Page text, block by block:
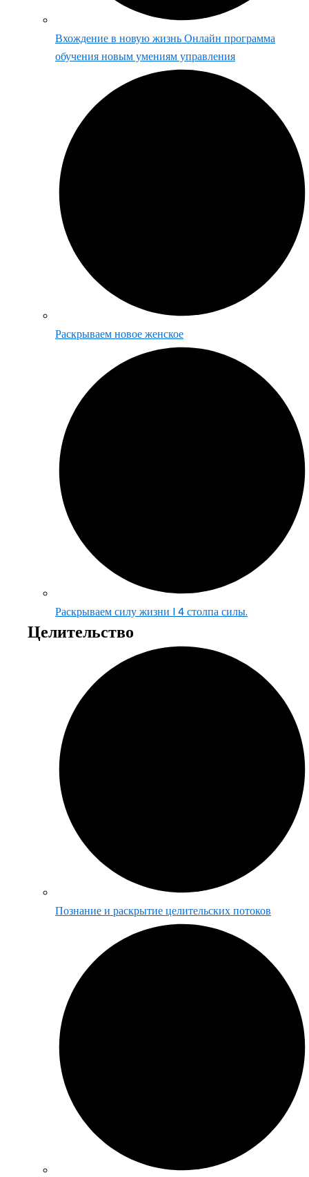
Вхождение в новую жизнь Онлайн программа
обучения новым умениям управления
Раскрываем новое женское
Раскрываем силу жизни | 4 столпа силы.
Целительство
Познание и раскрытие целительских потоков